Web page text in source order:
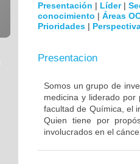
Presentación | Líder|
conocimiento | Áreas
Prioridades |
Presentacion
Somos un grupo de
medicina y liderado por
facultad de Química, el
Quien tiene por
involucrados en el